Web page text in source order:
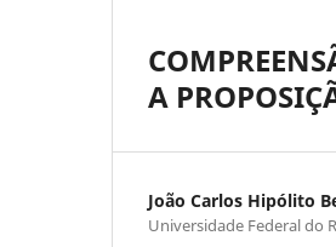
A
João Carlos Hipólito
Universidade Federal do